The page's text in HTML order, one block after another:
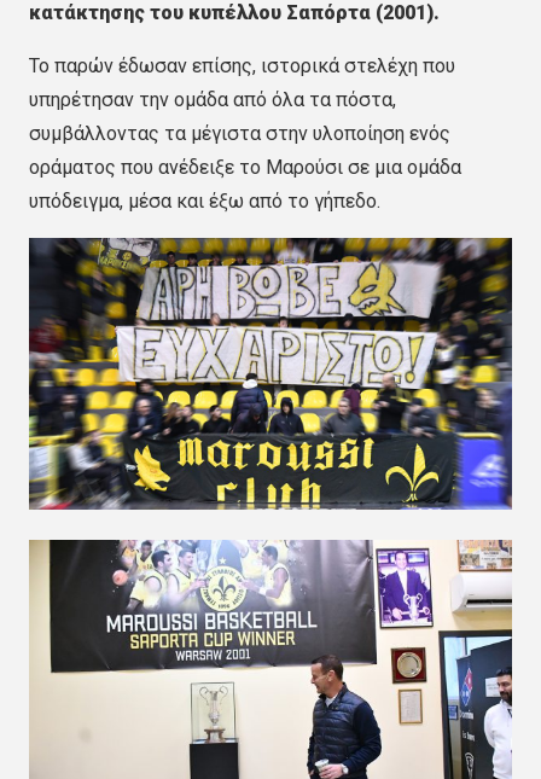
κατάκτησης του κυπέλλου Σαπόρτα (2001).
Το παρών έδωσαν επίσης, ιστορικά στελέχη που
υπηρέτησαν την ομάδα από όλα τα πόστα,
συμβάλλοντας τα μέγιστα στην υλοποίηση ενός
οράματος που ανέδειξε το Μαρούσι σε μια ομάδα
υπόδειγμα, μέσα και έξω από το γήπεδο.